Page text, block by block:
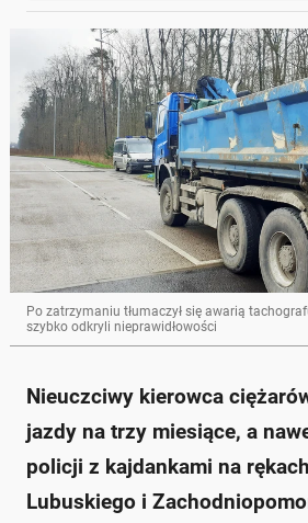
Po zatrzymaniu tłumaczył się awarią
szybko odkryli nieprawidłowości
Nieuczciwy kierowca
jazdy na trzy miesiące, a
policji z kajdankami na
Lubuskiego i